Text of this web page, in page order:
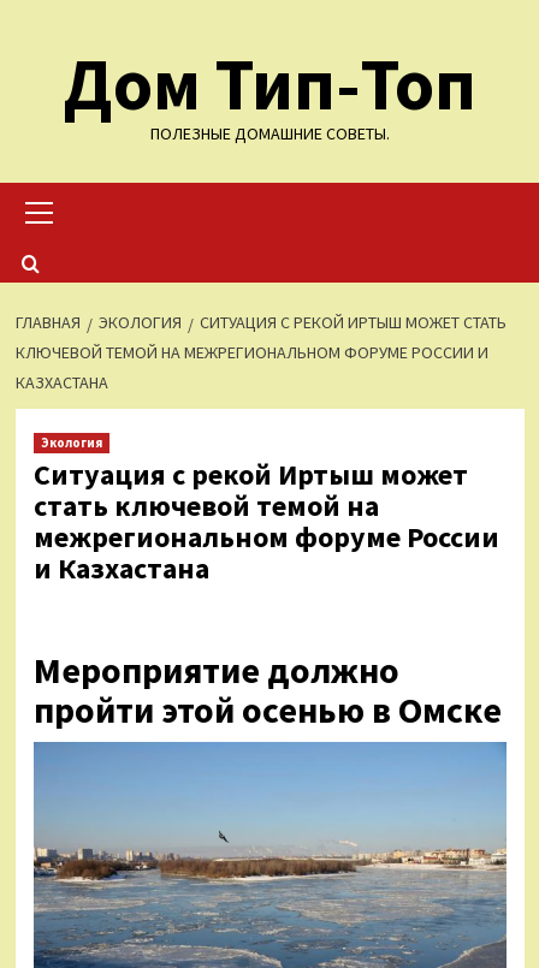
содержимомуДом Тип-Топ
ПОЛЕЗНЫЕ ДОМАШНИЕ СОВЕТЫ.
меню
ГЛАВНАЯ ЭКОЛОГИЯ
СИТУАЦИЯ С РЕКОЙ ИРТЫШ МОЖЕТ СТАТЬ
КЛЮЧЕВОЙ ТЕМОЙ НА МЕЖРЕГИОНАЛЬНОМ ФОРУМЕ РОССИИ И
КАЗХАСТАНА
Экология
Ситуация с рекой Иртыш может
стать ключевой темой на
межрегиональном форуме России
и Казхастана
Мероприятие должно
пройти этой осенью в Омске